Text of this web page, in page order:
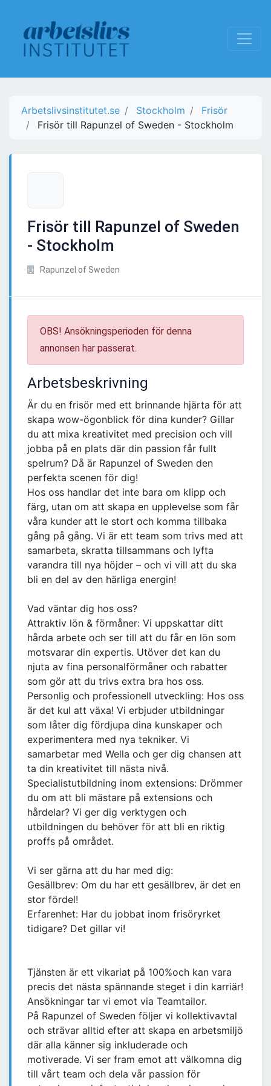
Arbetslivsinstitutet.se Stockholm
Frisör
Frisör till Rapunzel of Sweden - Stockholm
Frisör till Rapunzel of Sweden
- Stockholm
Rapunzel of Sweden
OBS! Ansökningsperioden för denna
annonsen har passerat.
Arbetsbeskrivning
Är du en frisör med ett brinnande hjärta för att
skapa wow-ögonblick för dina kunder? Gillar
du att mixa kreativitet med precision och vill
jobba på en plats där din passion får fullt
spelrum? Då är Rapunzel of Sweden den
perfekta scenen för dig!
Hos oss handlar det inte bara om klipp och
färg, utan om att skapa en upplevelse som får
våra kunder att le stort och komma tillbaka
gång på gång. Vi är ett team som trivs med att
samarbeta, skratta tillsammans och lyfta
varandra till nya höjder – och vi vill att du ska
bli en del av den härliga energin!
Vad väntar dig hos oss?
Attraktiv lön & förmåner: Vi uppskattar ditt
hårda arbete och ser till att du får en lön som
motsvarar din expertis. Utöver det kan du
njuta av fina personalförmåner och rabatter
som gör att du trivs extra bra hos oss.
Personlig och professionell utveckling: Hos oss
är det kul att växa! Vi erbjuder utbildningar
som låter dig fördjupa dina kunskaper och
experimentera med nya tekniker. Vi
samarbetar med Wella och ger dig chansen att
ta din kreativitet till nästa nivå.
Specialistutbildning inom extensions: Drömmer
du om att bli mästare på extensions och
hårdelar? Vi ger dig verktygen och
utbildningen du behöver för att bli en riktig
proffs på området.
Vi ser gärna att du har med dig:
Gesällbrev: Om du har ett gesällbrev, är det en
stor fördel!
Erfarenhet: Har du jobbat inom frisöryrket
tidigare? Det gillar vi!
Tjänsten är ett vikariat på 100%och kan vara
precis det nästa spännande steget i din karriär!
Ansökningar tar vi emot via Teamtailor.
På Rapunzel of Sweden följer vi kollektivavtal
och strävar alltid efter att skapa en arbetsmiljö
där alla känner sig inkluderade och
motiverade. Vi ser fram emot att välkomna dig
till vårt team och dela vår passion för